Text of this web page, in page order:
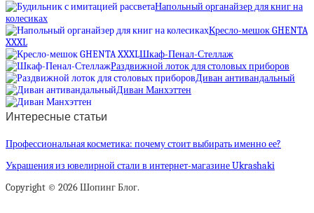
Напольный органайзер для книг на
колесиках
Кресло-мешок GHENTA
XXXL
Шкаф-Пенал-Стеллаж
Раздвижной лоток для столовых приборов
Диван антивандальный
Диван Манхэттен
Интересные статьи
Профессиональная косметика: почему стоит выбирать именно ее?
Украшения из ювелирной стали в интернет-магазине Ukrashaki
Copyright © 2026 Шопинг Блог.